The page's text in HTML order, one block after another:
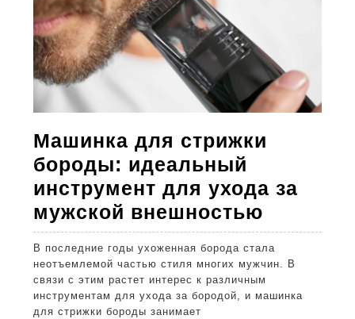
Машинка для стрижки
бороды: идеальный
инструмент для ухода за
мужской внешностью
для
стрижки
бороды:
В последние годы ухоженная борода стала
неотъемлемой частью стиля многих мужчин. В
связи с этим растет интерес к различным
инструментам для ухода за бородой, и машинка
для стрижки бороды занимает